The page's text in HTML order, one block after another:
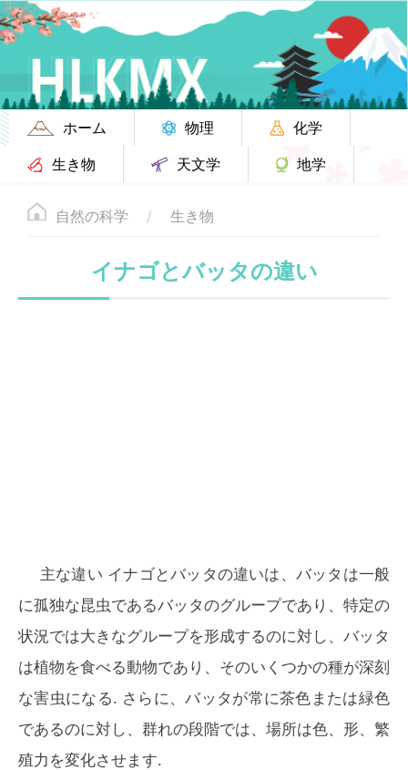
ホーム 物理
化学
生き物
天文学 地学
自然の科学 生き物
イナゴとバッタの違い
主な違い イナゴとバッタの違いは、バッタは一般
に孤独な昆虫であるバッタのグループであり、特定の
状況では大きなグループを形成するのに対し、バッタ
は植物を食べる動物であり、そのいくつかの種が深刻
な害虫になる. さらに、バッタが常に茶色または緑色
であるのに対し、群れの段階では、場所は色、形、繁
殖力を変化させます.